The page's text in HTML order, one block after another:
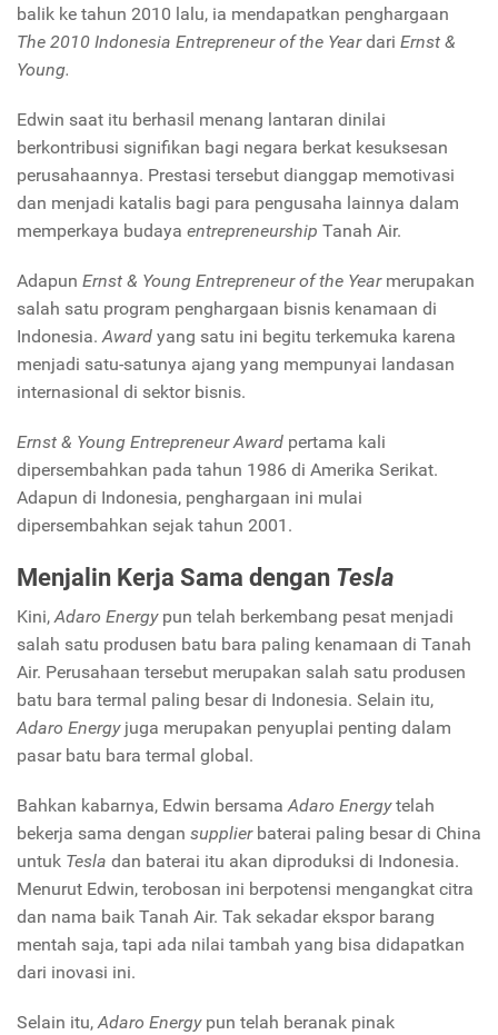
balik ke tahun 2010 lalu, ia mendapatkan penghargaan
The 2010 Indonesia Entrepreneur of the Yeardari Ernst &
Young.
Edwin saat itu berhasil menang lantaran dinilai
berkontribusi signifikan bagi negara berkat kesuksesan
perusahaannya. Prestasi tersebut dianggap memotivasi
dan menjadi katalis bagi para pengusaha lainnya dalam
memperkaya budaya entrepreneurship Tanah Air.
Adapun Ernst & Young Entrepreneur of the Yearmerupakan
salah satu program penghargaan bisnis kenamaan di
Indonesia.Award yang satu ini begitu terkemuka karena
menjadi satu-satunya ajang yang mempunyai landasan
internasional di sektor bisnis.
Ernst & Young Entrepreneur Award pertama kali
dipersembahkan pada tahun 1986 di Amerika Serikat.
Adapun di Indonesia, penghargaan ini mulai
dipersembahkan sejak tahun 2001.
Menjalin Kerja Sama dengan Tesla
Kini, Adaro Energypun telah berkembang pesat menjadi
salah satu produsen batu bara paling kenamaan di Tanah
Air. Perusahaan tersebut merupakan salah satu produsen
batu bara termal paling besar di Indonesia. Selain itu,
Adaro Energyjuga merupakan penyuplai penting dalam
pasar batu bara termal global.
Bahkan kabarnya, Edwin bersama Adaro Energytelah
bekerja sama dengan supplierbaterai paling besar di China
untuk Tesla dan baterai itu akan diproduksi di Indonesia.
Menurut Edwin, terobosan ini berpotensi mengangkat citra
dan nama baik Tanah Air. Tak sekadar ekspor barang
mentah saja, tapi ada nilai tambah yang bisa didapatkan
dari inovasi ini.
Selain itu, Adaro Energypun telah beranak pinak